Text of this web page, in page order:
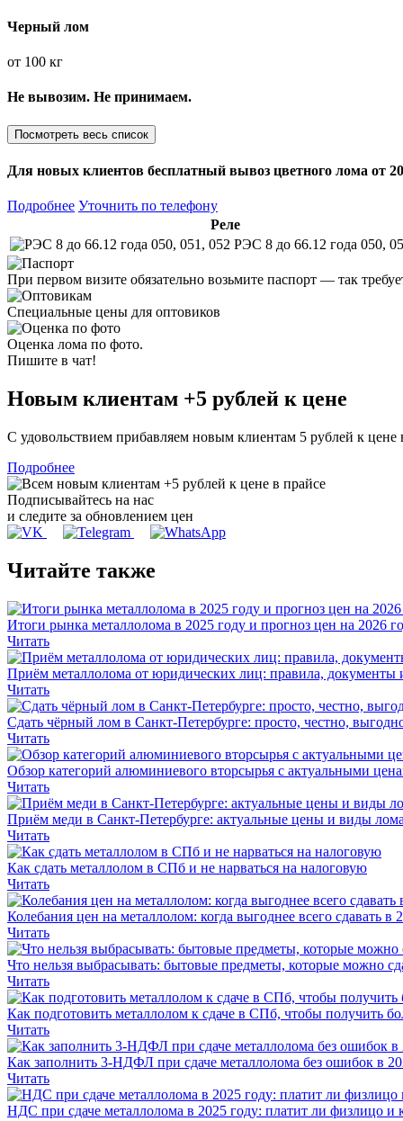
Черный лом
от 100 кг
Не вывозим. Не принимаем.
Посмотреть весь список
Для новых клиентов бесплатный вывоз цветного лома от
Подробнее Уточнить по телефону
Реле
РЭС 8 до 66.12 года 050,
При первом визите обязательно возьмите паспорт — так
Специальные цены для оптовиков
Оценка лома по фото.
Пишите в чат!
Новым клиентам +5 рублей к цене
С удовольствием прибавляем новым клиентам 5 рублей к
Подробнее
Подписывайтесь на нас
и следите за обновлением цен
Читайте также
Итоги рынка металлолома в 2025 году и прогноз цен на 2026
Читать
Приём металлолома от юридических лиц: правила, документы
Читать
Сдать чёрный лом в Санкт-Петербурге: просто, честно,
Читать
Обзор категорий алюминиевого вторсырья с актуальными
Читать
Приём меди в Санкт-Петербурге: актуальные цены и виды
Читать
Как сдать металлолом в СПб и не нарваться на налоговую
Читать
Колебания цен на металлолом: когда выгоднее всего сдавать в
Читать
Что нельзя выбрасывать: бытовые предметы, которые можно
Читать
Как подготовить металлолом к сдаче в СПб, чтобы получить
Читать
Как заполнить 3-НДФЛ при сдаче металлолома без ошибок в
Читать
НДС при сдаче металлолома в 2025 году: платит ли физлицо и